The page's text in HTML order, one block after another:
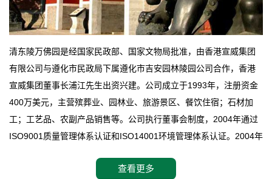
清东陵万佛园是经国家民政部、国家文物局批准，由香港宣威集团
有限公司与遵化市民政局下属遵化市吉安园林陵园公司合作，香港
宣威集团董事长浦江先生出资兴建。公司成立于1993年，注册资金
400万美元，主营殡葬业、园林业、旅游景区、餐饮住宿；石材加
工；工艺品、农副产品销售等。公司执行董事会制度，2004年通过
ISO9001质量管理体系认证和ISO14001环境管理体系认证。2004年
拥有4A级旅游区头衔的花园式陵园，园内建有四星级酒店一座。
查看更多